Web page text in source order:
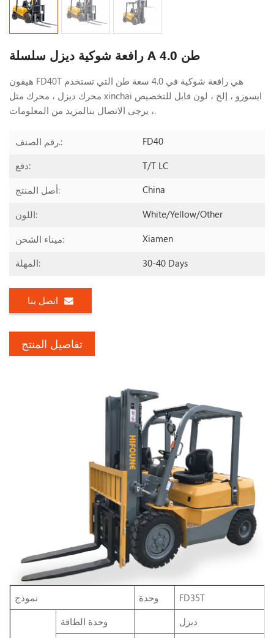
رافعة شوكية ديزل سلسلة A 4.0 طن
هيفون FD40T هي رافعة شوكية في 4.0 سعة طن التي تستخدم
محرك ديزل ، محرك مثل xinchai ايسوزو ، إلخ ، لون قابل للتخصيص
، يرجى الاتصال بنالمزيد من المعلومات.
رقم الصنف.: FD40
دفع: T/T LC
أصل المنتج: China
اللون: White/yellow/other
ميناء الشحن: Xiamen
المهلة: 30-40 Days
اتصل بنا
تفاصيل المنتج
نموذج وحدة FD35T
وحدة الطاقة
ديزل